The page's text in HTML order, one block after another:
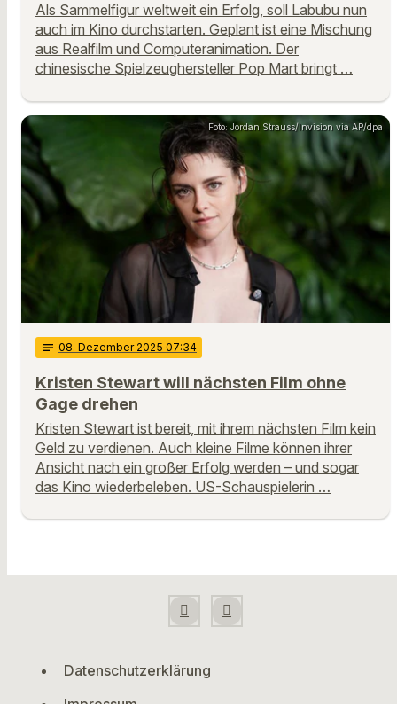
Als Sammelfigur weltweit ein Erfolg, soll Labubu nun
auch im Kino durchstarten. Geplant ist eine Mischung
aus Realfilm und Computeranimation. Der
chinesische Spielzeughersteller Pop Mart bringt …
Foto: Jordan Strauss/Invision via AP/dpa
notes 08. Dezember 2025 07:34
Kristen Stewart will nächsten Film ohne
Gage drehen
Kristen Stewart ist bereit, mit ihrem nächsten Film kein
Geld zu verdienen. Auch kleine Filme können ihrer
Ansicht nach ein großer Erfolg werden – und sogar
das Kino wiederbeleben. US-Schauspielerin …
Datenschutzerklärung